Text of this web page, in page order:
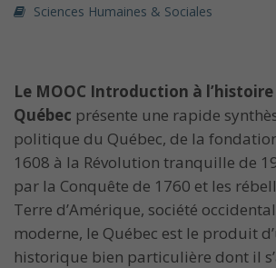
Sciences Humaines & Sociales
Le MOOC Introduction à
Québec présente une rapide
politique du Québec, de la
1608 à la Révolution tranquille de
par la Conquête de 1760 et les
Terre d’Amérique, société
moderne, le Québec est le produit
historique bien particulière dont il